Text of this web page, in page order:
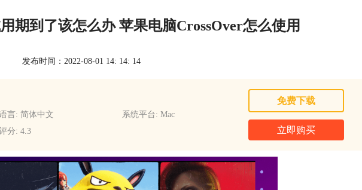
期到了该怎么办 苹果电脑CrossOver怎么使用
发布时间：2022-08-01 14: 14: 14
言: 简体中文
系统平台: Mac
分: 4.3
免费下载
立即购买